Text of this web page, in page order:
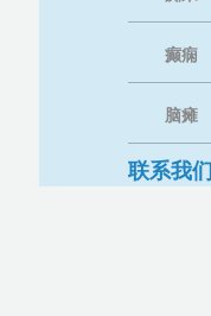
癫痫
脑瘫
联系我们